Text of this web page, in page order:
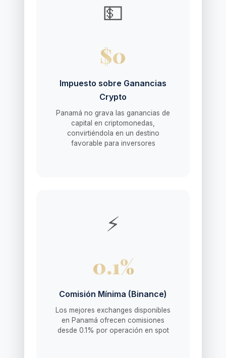
💵
$0
Impuesto sobre Ganancias
Crypto
Panamá no grava las ganancias de
capital en criptomonedas,
convirtiéndola en un destino
favorable para inversores
⚡
0.1%
Comisión Mínima (Binance)
Los mejores exchanges disponibles
en Panamá ofrecen comisiones
desde 0.1% por operación en spot